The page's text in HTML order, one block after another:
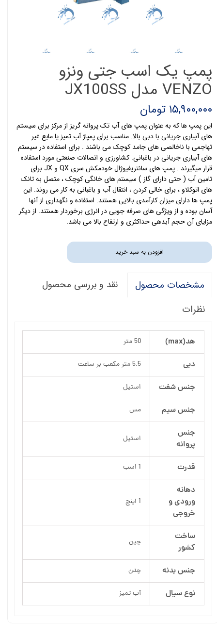
پمپ یک اسب جتی ونزو
VENZO مدل JX100SS
۱۵,۹۰۰,۰۰۰ تومان
این پمپ ها که به عنوان پمپ های آب تک پروانه گریز از مرکز برای سیستم
های آبیاری جریانی با دبی بالا. مناسب برای پمپاژ آب تمیز یا مایع غیر
تهاجمی با ناخالصی های جامد کوچک می باشند . برای استفاده در سیستم
های آبیاری جریانی در باغبانی. کشاورزی و اتصالات صنعتی مورد استفاده
قرار میگیرند . پمپ های سانتریفیوژال خودمکش سری QX و JX برای
تامین آب ( حتی دارای گاز ) سیستم های خانگی کوچک ، متصل به تانک
های اتوکلاو ، برای خالی کردن ، انتقال آب و باغبانی به کار می روند. این
پمپ ها دارای میزان کارآمدی بالایی هستند. استفاده و نگهداری از آنها
آسان بوده و از ویژگی های صرفه جویی در انرژی برخوردار هستند. از دیگر
مزایای آن حجم آبدهی حداکثری و ارتفاع بالا می باشد.
افزودن به سبد خرید
مشخصات محصول
نقد و بررسی محصول
نظرات
هد(max) 50 متر
دبی 5.5 متر مکعب بر ساعت
جنس شفت استیل
جنس سیم مس
جنس
پروانه
استیل
قدرت 1 اسب
دهانه
ورودی و
خروجی
1 اینچ
ساخت
کشور
چین
جنس بدنه چدن
نوع سیال آب تمیز